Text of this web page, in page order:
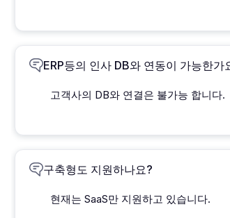
ERP등의 인사 DB와 연동이 가능한가
고객사의 DB와 연결은 불가능 합니다.
구축형도 지원하나요?
현재는 SaaS만 지원하고 있습니다.